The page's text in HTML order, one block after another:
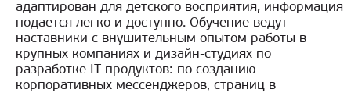
адаптирован для детского восприятия, информация
подается легко и доступно. Обучение ведут
наставники с внушительным опытом работы в
крупных компаниях и дизайн-студиях по
разработке IT-продуктов: по созданию
корпоративных мессенджеров, страниц в